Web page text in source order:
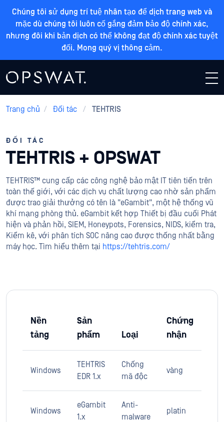
Chúng tôi sử dụng trí tuệ nhân tạo để dịch trang web và
mặc dù chúng tôi luôn cố gắng đảm bảo độ chính xác,
nhưng đôi khi bản dịch có thể không đạt độ chính xác tuyệt
đối. Mong quý vị thông cảm.
Trang chủ / Đối tác / TEHTRIS
ĐỐI TÁC
TEHTRIS + OPSWAT
TEHTRIS™ cung cấp các công nghệ bảo mật IT tiên tiến trên
toàn thế giới, với các dịch vụ chất lượng cao nhờ sản phẩm
được trao giải thưởng có tên là "eGambit", một hệ thống vũ
khí mạng phòng thủ. eGambit kết hợp Thiết bị đầu cuối Phát
hiện và phản hồi, SIEM, Honeypots, Forensics, NIDS, kiểm tra,
Kiểm kê, với phân tích SOC nâng cao được thống nhất bằng
máy học. Tìm hiểu thêm tại https://tehtris.com/
Nền
tảng
Sản
phẩm
Loại
Chứng
nhận
Windows
TEHTRIS
EDR 1.x
Chống
mã độc
vàng
Windows
eGambit
1.x
Anti-
malware
platin